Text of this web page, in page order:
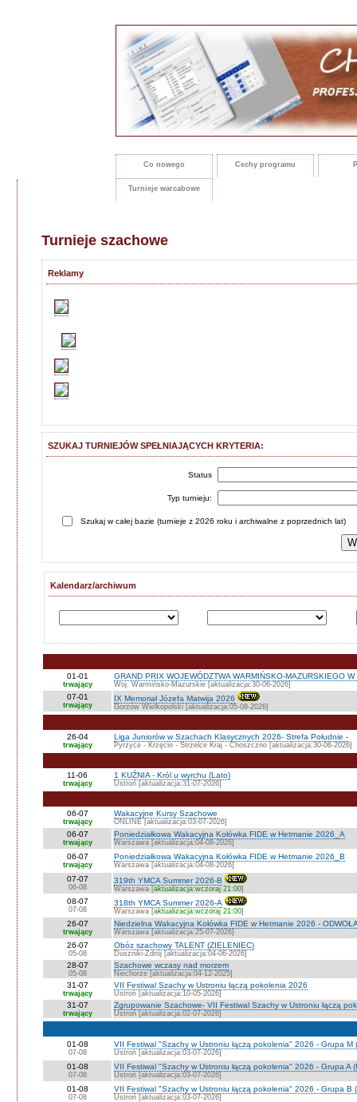
Co nowego Cechy programu
Turnieje warcabowe
Turnieje szachowe
Reklamy
SZUKAJ TURNIEJÓW SPEŁNIAJĄCYCH KRYTERIA:
Status
Typ turnieju:
Szukaj w całej bazie (turnieje z 2026 roku i archiwalne z poprzednich lat)
Kalendarz/archiwum
01-01
trwający
GRAND PRIX WOJEWÓDZTWA WARMIŃSKO-MAZURSKIEGO
Woj. Warmińsko-Mazurskie [aktualizacja:30-06-2026]
07-01
trwający
IX Memoriał Józefa Matwija 2026
Gorzów Wielkopolski [aktualizacja:05-08-2026]
26-04
trwający
Liga Juniorów w Szachach Klasycznych 2026- Strefa Południe -
Pyrzyce - Krzęcin - Strzelce Kraj - Choszczno [aktualizacja:30-06-2026]
11-06
trwający
1 KUŹNIA - Król u wyrchu (Lato)
Ustroń [aktualizacja:31-07-2026]
06-07
trwający
Wakacyjne Kursy Szachowe
ONLINE [aktualizacja:03-07-2026]
06-07
trwający
Poniedziałkowa Wakacyjna Kołówka FIDE w Hetmanie 2026_A
Warszawa [aktualizacja:04-08-2026]
06-07
trwający
Poniedziałkowa Wakacyjna Kołówka FIDE w Hetmanie 2026_B
Warszawa [aktualizacja:04-08-2026]
07-07
06-08
319th YMCA Summer 2026-B
Warszawa [aktualizacja:wczoraj 21:00]
08-07
07-08
318th YMCA Summer 2026-A
Warszawa [aktualizacja:wczoraj 21:00]
26-07
trwający
Niedzielna Wakacyjna Kołówka FIDE w Hetmanie 2026 -
Warszawa [aktualizacja:25-07-2026]
26-07
05-08
Obóz szachowy TALENT (ZIELENIEC)
Duszniki-Zdrój [aktualizacja:04-06-2026]
28-07
05-08
Szachowe wczasy nad morzem
Niechorze [aktualizacja:04-12-2025]
31-07
trwający
VII Festiwal Szachy w Ustroniu łączą pokolenia 2026
Ustroń [aktualizacja:10-05-2026]
31-07
trwający
Zgrupowanie Szachowe- VII Festiwal Szachy w Ustroniu łączą
Ustroń [aktualizacja:02-07-2026]
01-08
07-08
VII Festiwal "Szachy w Ustroniu łączą pokolenia" 2026 - Grupa M
Ustroń [aktualizacja:03-07-2026]
01-08
07-08
VII Festiwal "Szachy w Ustroniu łączą pokolenia" 2026 - Grupa A
Ustroń [aktualizacja:03-07-2026]
01-08
07-08
VII Festiwal "Szachy w Ustroniu łączą pokolenia" 2026 - Grupa B
Ustroń [aktualizacja:03-07-2026]